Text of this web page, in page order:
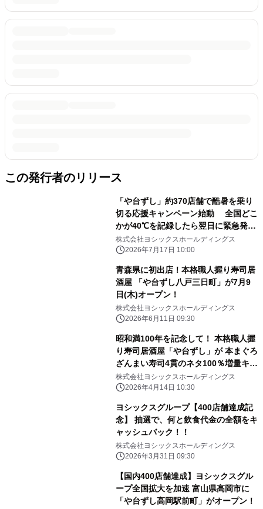
この発行者のリリース
「や台ずし」約370店舗で酷暑を乗り
切る応援キャンペーン始動 全国どこ
かが40℃を記録したら翌日に緊急発
動！ 乾杯レモンサワーを無料でメガサ
イズに増量
株式会社ヨシックスホールディングス
2026年7月17日 10:00
青森県に初出店！本格職人握り寿司居
酒屋 「や台ずし八戸三日町」が7月9
日(木)オープン！
株式会社ヨシックスホールディングス
2026年6月11日 09:30
昭和満100年を記念して！ 本格職人握
り寿司居酒屋「や台ずし」が 本まぐろ
ざんまい寿司4貫のネタ100％増量キャ
ンペーンを 税込1,319円で2026年4月
13日(月)～16日(木)、 20日(月)～23日
限定実施！
株式会社ヨシックスホールディングス
2026年4月14日 10:30
ヨシックスグループ【400店舗達成記
念】 抽選で、何と飲食代金の全額をキ
ャッシュバック！！
株式会社ヨシックスホールディングス
2026年3月31日 09:30
【国内400店舗達成】ヨシックスグル
ープ全国拡大を加速 富山県高岡市に
「や台ずし高岡駅前町」がオープン！